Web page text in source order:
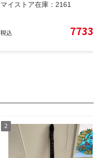
マイストア在庫： 2161
税込 7733